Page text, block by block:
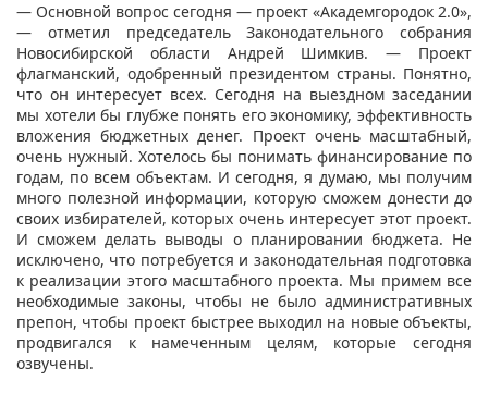
— Основной вопрос сегодня — проект «Академгородок 2.0»,
— отметил председатель Законодательного собрания
Новосибирской области Андрей Шимкив. — Проект
флагманский, одобренный президентом страны. Понятно,
что он интересует всех. Сегодня на выездном заседании
мы хотели бы глубже понять его экономику, эффективность
вложения бюджетных денег. Проект очень масштабный,
очень нужный. Хотелось бы понимать финансирование по
годам, по всем объектам. И сегодня, я думаю, мы получим
много полезной информации, которую сможем донести до
своих избирателей, которых очень интересует этот проект.
И сможем делать выводы о планировании бюджета. Не
исключено, что потребуется и законодательная подготовка
к реализации этого масштабного проекта. Мы примем все
необходимые законы, чтобы не было административных
препон, чтобы проект быстрее выходил на новые объекты,
продвигался к намеченным целям, которые сегодня
озвучены.